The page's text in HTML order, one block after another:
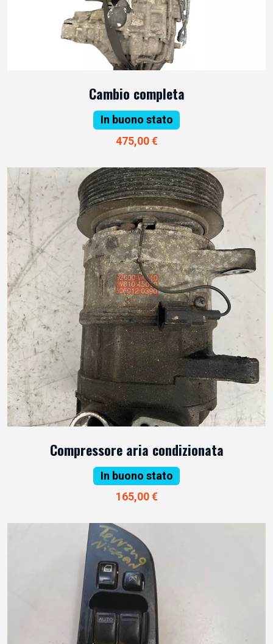
Cambio completa
In buono stato
475,00 €
Compressore aria condizionata
In buono stato
165,00 €